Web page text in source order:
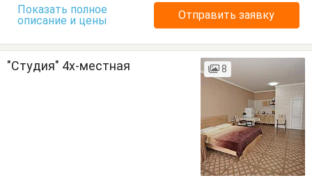
Показать полное
описание и цены
Отправить заявку
"Студия" 4х-местная 8